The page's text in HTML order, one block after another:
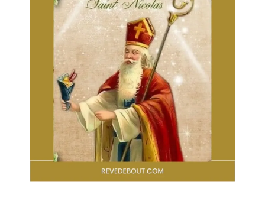
Peindre un ours en
peluche: aquarelle facile
Dans "S’autoriser"